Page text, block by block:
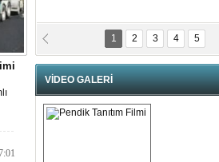
Fatma Saçak Akbulut
Fatma Daştan
Meftun Olmak
1 2 3 4 5
VİDEO GALERİ